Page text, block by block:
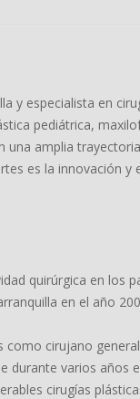
y especialista en
pediátrica,
una amplia
es la innovación y
quirúrgica en los
en el año
como cirujano
durante varios años
cirugías